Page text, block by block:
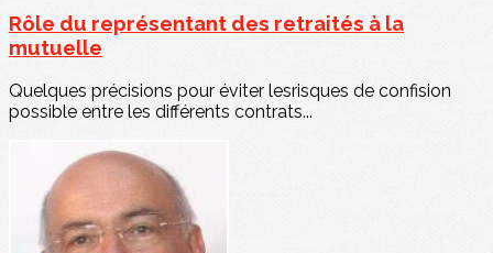
Rôle du représentant des retraités à la
mutuelle
Quelques précisions pour éviter lesrisques de confision
possible entre les différents contrats...